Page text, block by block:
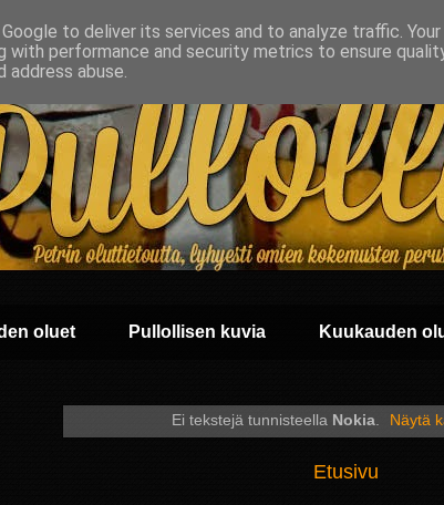
oluet Pullollisen kuvia Kuukauden
Ei tekstejä tunnisteella Nokia. Näytä
Etusivu
to deliver its services and to analyze traffic.
with performance and security metrics to ensure
abuse.